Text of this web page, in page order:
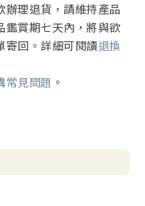
辦理退貨，請維持產品
鑑賞期七天內，將與欲
寄回。詳細可閱讀退換
常見問題 。